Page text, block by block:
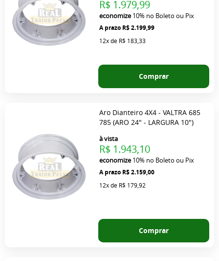
R$ 2.199,99
R$ 1.979,99
economize10% no Boleto ou Pix
12xde R$ 183,33
Comprar
Aro Dianteiro 4X4 - VALTRA 685
785 (ARO 24" - LARGURA 10")
R$ 2.159,00
à vista
R$ 1.943,10
economize10% no Boleto ou Pix
12xde R$ 179,92
Comprar